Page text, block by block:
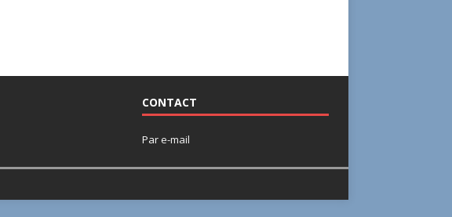
CONTACT
Par e-mail